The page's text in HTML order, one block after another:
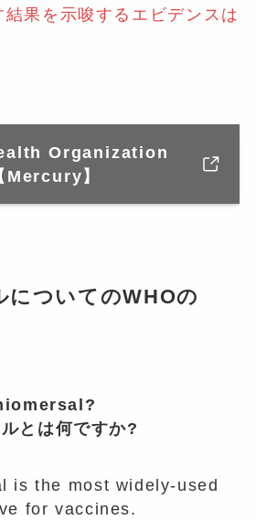
果を示唆するエビデンスは
Organization
Mercury】
ついてのWHOの
とは何ですか?
is the most widely-used
for vaccines.